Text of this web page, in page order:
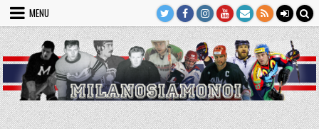
Skip
content
MENU